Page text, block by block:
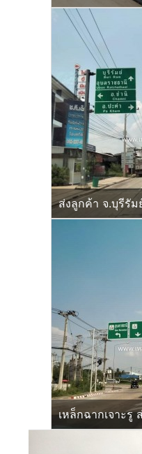
ส่งลูกค้า จ.บุรีรั
เหล็กฉากเจาะรู